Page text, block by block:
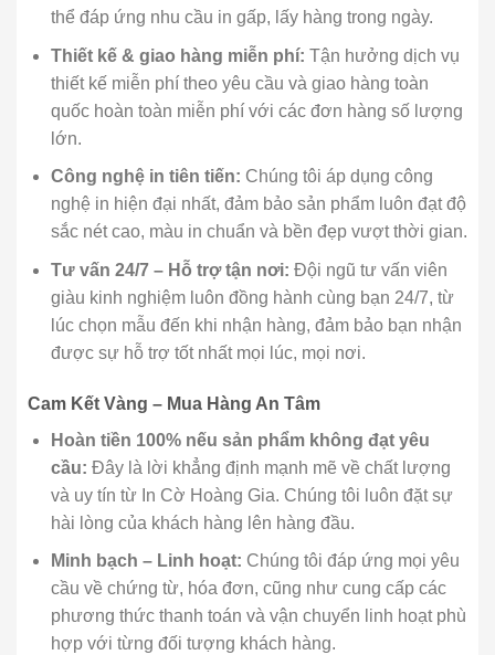
thể đáp ứng nhu cầu in gấp, lấy hàng trong ngày.
Thiết kế & giao hàng miễn phí: Tận hưởng dịch vụ
thiết kế miễn phí theo yêu cầu và giao hàng toàn
quốc hoàn toàn miễn phí với các đơn hàng số lượng
lớn.
Công nghệ in tiên tiến: Chúng tôi áp dụng công
nghệ in hiện đại nhất, đảm bảo sản phẩm luôn đạt độ
sắc nét cao, màu in chuẩn và bền đẹp vượt thời gian.
Tư vấn 24/7 – Hỗ trợ tận nơi: Đội ngũ tư vấn viên
giàu kinh nghiệm luôn đồng hành cùng bạn 24/7, từ
lúc chọn mẫu đến khi nhận hàng, đảm bảo bạn nhận
được sự hỗ trợ tốt nhất mọi lúc, mọi nơi.
Cam Kết Vàng – Mua Hàng An Tâm
Hoàn tiền 100% nếu sản phẩm không đạt yêu
cầu: Đây là lời khẳng định mạnh mẽ về chất lượng
và uy tín từ In Cờ Hoàng Gia. Chúng tôi luôn đặt sự
hài lòng của khách hàng lên hàng đầu.
Minh bạch – Linh hoạt: Chúng tôi đáp ứng mọi yêu
cầu về chứng từ, hóa đơn, cũng như cung cấp các
phương thức thanh toán và vận chuyển linh hoạt phù
hợp với từng đối tượng khách hàng.